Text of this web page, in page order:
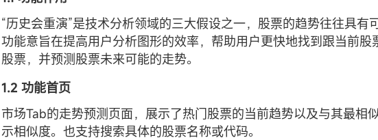
“历史会重演”是技术分析领域的三大假设之一，股票的趋势往往具有
功能意旨在提高用户分析图形的效率，帮助用户更快地找到跟当前股
股票，并预测股票未来可能的走势。
1.2 功能首页
市场Tab的走势预测页面，展示了热门股票的当前趋势以及与其最相
示相似度。也支持搜索具体的股票名称或代码。